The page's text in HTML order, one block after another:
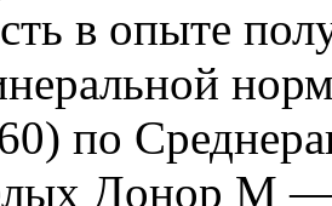
в опыте
по
Донор М